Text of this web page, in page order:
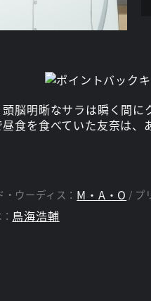
脳明晰なサラは瞬く間
食を食べていた友奈は
ウーディス： M・A・O プ
鳥海浩輔